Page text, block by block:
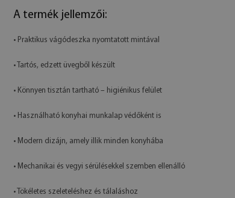
A termék jellemzői:
• Praktikus vágódeszka nyomtatott mintával
• Tartós, edzett üvegből készült
• Könnyen tisztán tartható – higiénikus felület
• Használható konyhai munkalap védőként is
• Modern dizájn, amely illik minden konyhába
• Mechanikai és vegyi sérülésekkel szemben ellenálló
• Tökéletes szeleteléshez és tálaláshoz